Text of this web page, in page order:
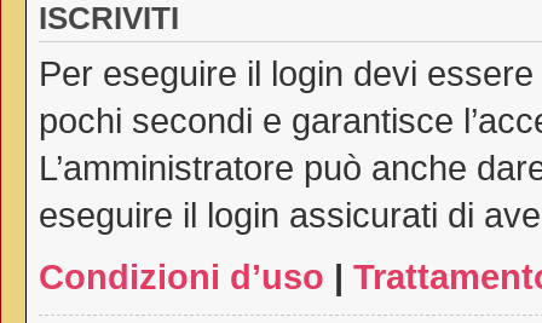
ISCRIVITI
Per eseguire il login devi
pochi secondi e garantisce
L’amministratore può anche
eseguire il login assicurati di
Condizioni d’uso |